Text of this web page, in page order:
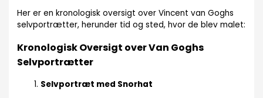
Her er en kronologisk oversigt over Vincent van Goghs
selvportrætter, herunder tid og sted, hvor de blev malet:
Kronologisk Oversigt over Van Goghs
Selvportrætter
Selvportræt med Snorhat